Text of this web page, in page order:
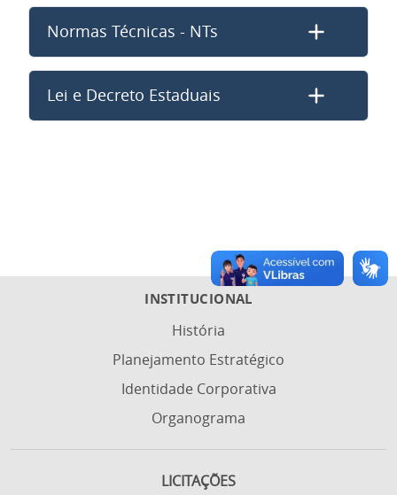
Normas Técnicas - NTs
Lei e Decreto Estaduais
INSTITUCIONAL
História
Planejamento Estratégico
Identidade Corporativa
Organograma
LICITAÇÕES